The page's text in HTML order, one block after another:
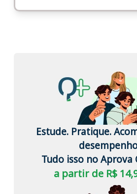
Estude. Pratique.
Tudo isso no Aprova
a partir de R$